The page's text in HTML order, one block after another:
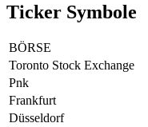
Ticker Symbole
BÖRSE
Toronto Stock Exchange
Pnk
Frankfurt
Düsseldorf